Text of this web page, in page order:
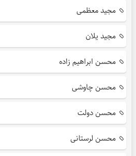
مجید معظمی
مجید یلان
محسن ابراهیم زاده
محسن چاوشی
محسن دولت
محسن لرستانی